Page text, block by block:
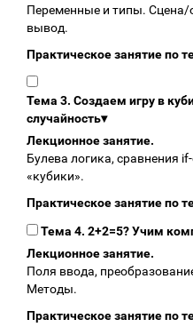
Переменные и типы. Сцена/
вывод.
Практическое занятие по
Тема 3. Создаем игру в
случайность▾
Лекционное занятие.
Булева логика, сравнения
«кубики».
Практическое занятие по
Тема 4. 2+2=5? Учим
Лекционное занятие.
Поля ввода,
Методы.
Практическое занятие по